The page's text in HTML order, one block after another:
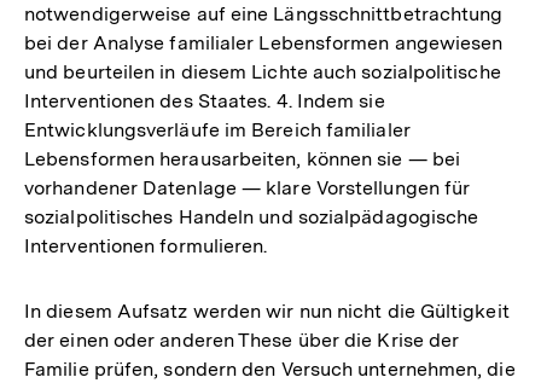
notwendigerweise auf eine Längsschnittbetrachtung
bei der Analyse familialer Lebensformen angewiesen
und beurteilen in diesem Lichte auch sozialpolitische
Interventionen des Staates. 4. Indem sie
Entwicklungsverläufe im Bereich familialer
Lebensformen herausarbeiten, können sie — bei
vorhandener Datenlage — klare Vorstellungen für
sozialpolitisches Handeln und sozialpädagogische
Interventionen formulieren.
In diesem Aufsatz werden wir nun nicht die Gültigkeit
der einen oder anderen These über die Krise der
Familie prüfen, sondern den Versuch unternehmen, die